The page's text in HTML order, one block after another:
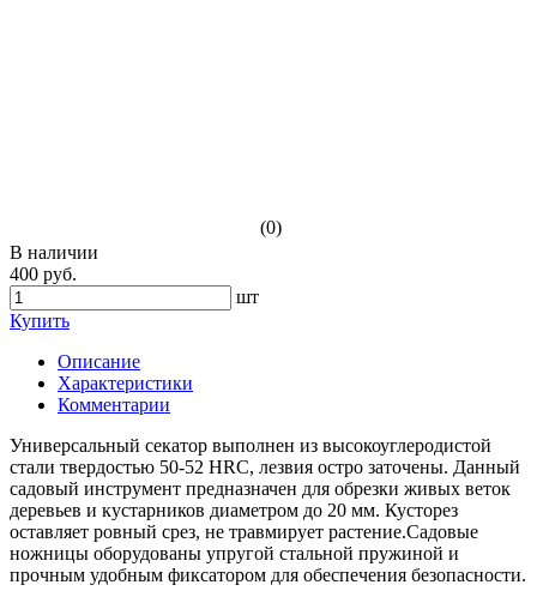
(0)
В наличии
400 руб.
шт
Купить
Описание
Характеристики
Комментарии
Универсальный секатор выполнен из высокоуглеродистой
стали твердостью 50-52 HRC, лезвия остро заточены. Данный
садовый инструмент предназначен для обрезки живых веток
деревьев и кустарников диаметром до 20 мм. Кусторез
оставляет ровный срез, не травмирует растение.Садовые
ножницы оборудованы упругой стальной пружиной и
прочным удобным фиксатором для обеспечения безопасности.